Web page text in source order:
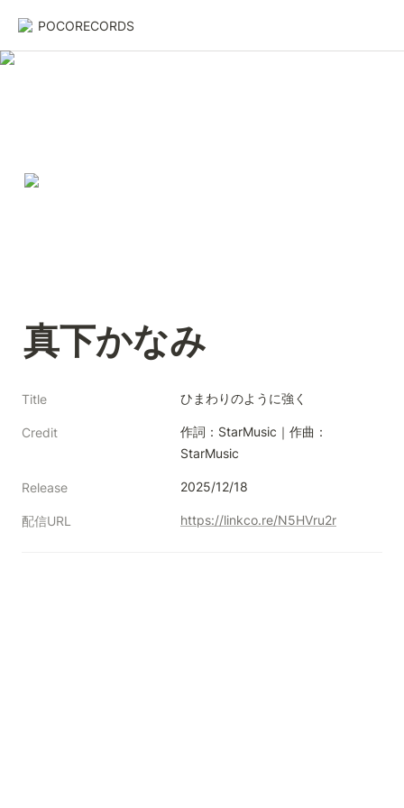
POCORECORDS
真下かなみ
Title ひまわりのように強く
Credit
作詞：StarMusic｜作曲：
StarMusic
Release 2025/12/18
配信URL https://linkco.re/N5HVru2r